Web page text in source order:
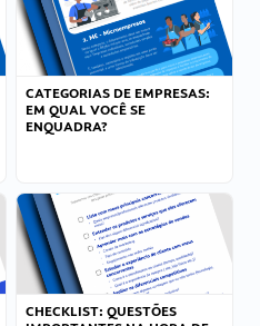
CATEGORIAS DE EMPRESAS:
EM QUAL VOCÊ SE
ENQUADRA?
CHECKLIST: QUESTÕES